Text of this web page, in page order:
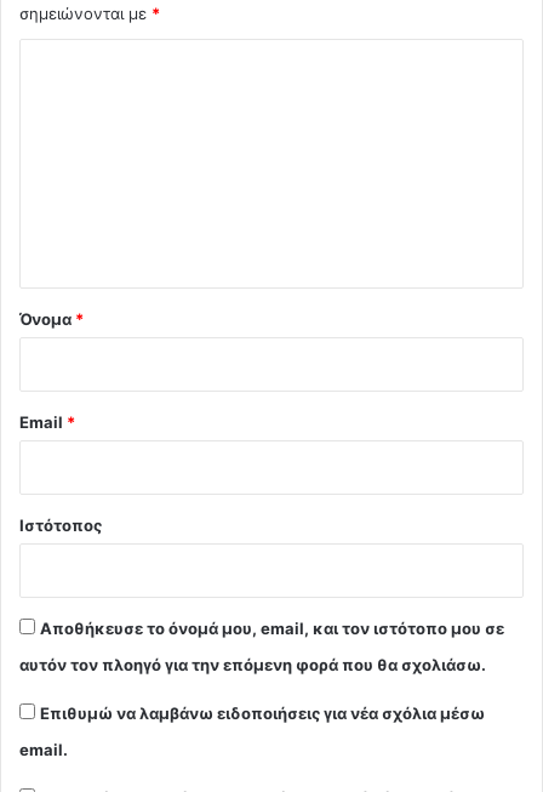
σημειώνονται με *
Όνομα *
Email *
Ιστότοπος
Αποθήκευσε το όνομά μου, email, και τον ιστότοπο μου σε
αυτόν τον πλοηγό για την επόμενη φορά που θα σχολιάσω.
Επιθυμώ να λαμβάνω ειδοποιήσεις για νέα σχόλια μέσω
email.